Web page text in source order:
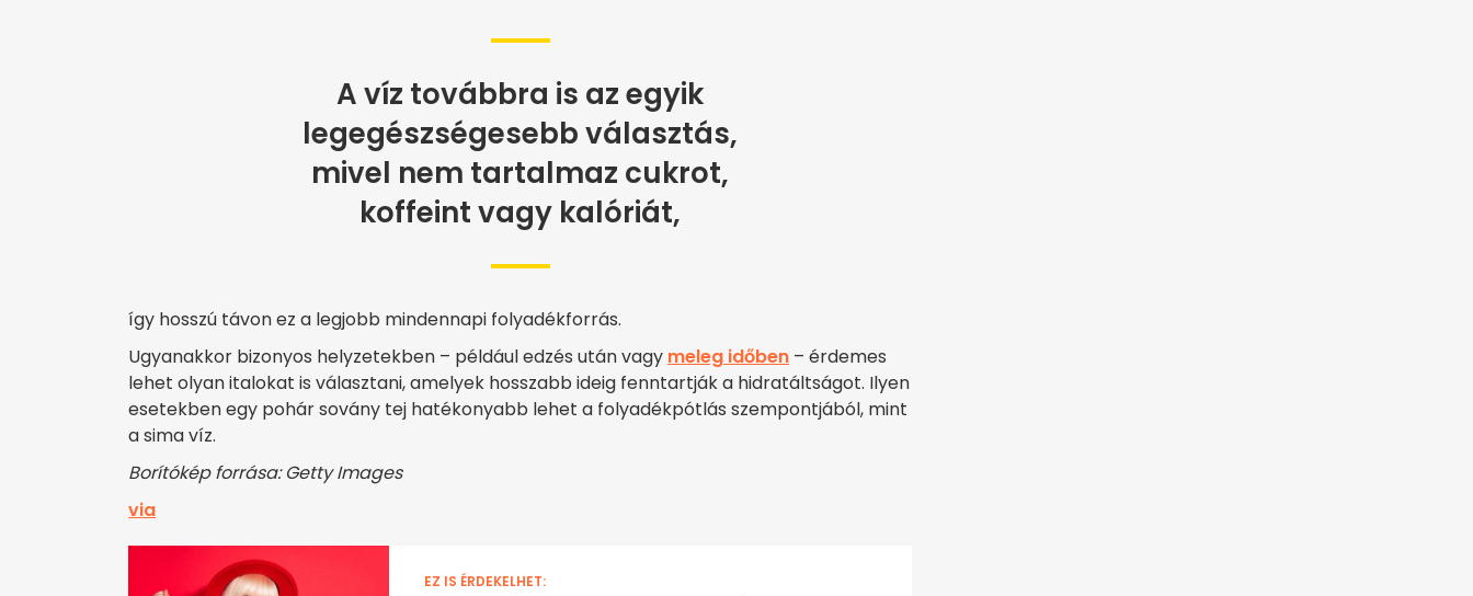
A víz továbbra is az egyik
legegészségesebb választás,
mivel nem tartalmaz cukrot,
koffeint vagy kalóriát,
így hosszú távon ez a legjobb mindennapi folyadékforrás.
Ugyanakkor bizonyos helyzetekben – például edzés után vagy meleg időben – érdemes
lehet olyan italokat is választani, amelyek hosszabb ideig fenntartják a hidratáltságot. Ilyen
esetekben egy pohár sovány tej hatékonyabb lehet a folyadékpótlás szempontjából, mint
a sima víz.
Borítókép forrása: Getty Images
via
EZ IS ÉRDEKELHET: